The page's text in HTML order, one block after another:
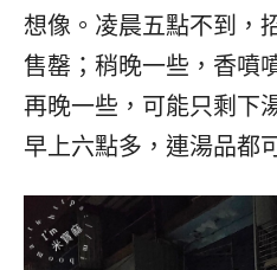
想像。凌晨五點不到，
售罄；稍晚一些，香噴
再晚一些，可能只剩下
早上六點多，連湯品都